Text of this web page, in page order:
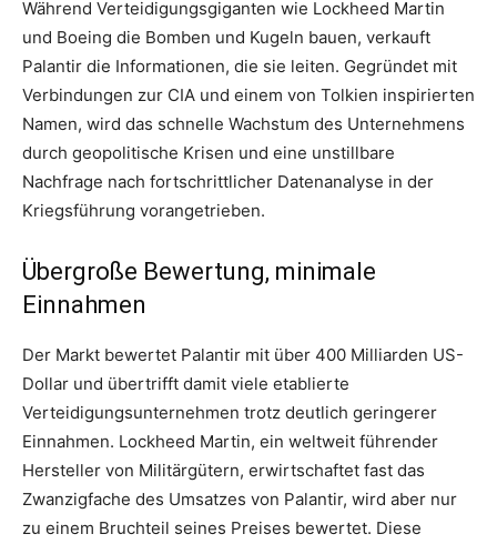
Während Verteidigungsgiganten wie Lockheed Martin
und Boeing die Bomben und Kugeln bauen, verkauft
Palantir die Informationen, die sie leiten. Gegründet mit
Verbindungen zur CIA und einem von Tolkien inspirierten
Namen, wird das schnelle Wachstum des Unternehmens
durch geopolitische Krisen und eine unstillbare
Nachfrage nach fortschrittlicher Datenanalyse in der
Kriegsführung vorangetrieben.
Übergroße Bewertung, minimale
Einnahmen
Der Markt bewertet Palantir mit über 400 Milliarden US-
Dollar und übertrifft damit viele etablierte
Verteidigungsunternehmen trotz deutlich geringerer
Einnahmen. Lockheed Martin, ein weltweit führender
Hersteller von Militärgütern, erwirtschaftet fast das
Zwanzigfache des Umsatzes von Palantir, wird aber nur
zu einem Bruchteil seines Preises bewertet. Diese